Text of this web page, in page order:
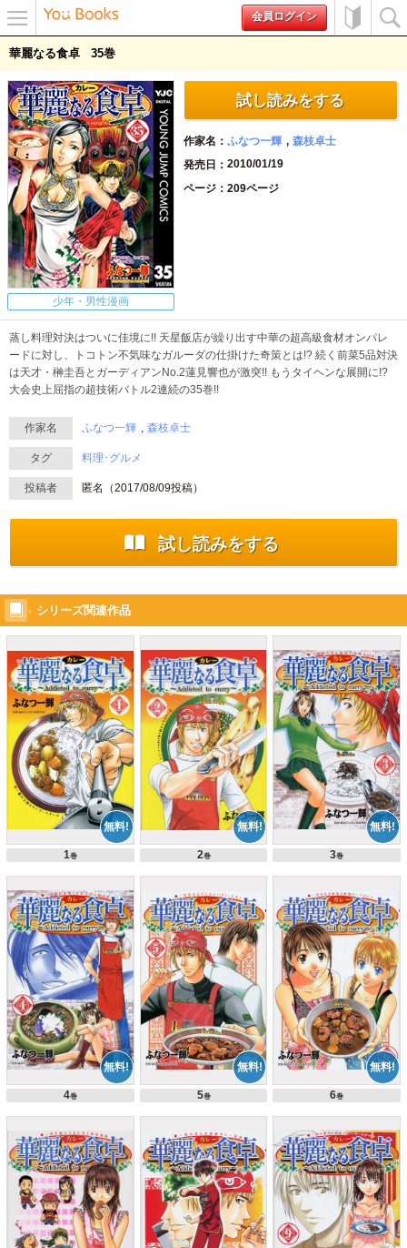
ー
会員ログイン
華麗なる食卓 35
少年・男性漫画
試し読みをする
作家名 ふなつ一輝
森枝卓士
発売日
2010/01/19
ページ
209ページ
蒸し料理対決はついに佳境に!! 天星飯店が繰り出す中華の超高級食材オンパレ
ードに対し、トコトン不気味なガルーダの仕掛けた奇策とは!? 続く前菜5品対決
は天才・榊圭吾とガーディアンNo.2蓮見響也が激突!! もうタイヘンな展開に!?
大会史上屈指の超技術バトル2連続の35巻!!
作家名 ふなつ一輝 森枝卓士
タグ 料理･グルメ
投稿者 匿名（2017/08/09投稿）
試し読みをする
シリーズ関連作品
1巻 2巻 3巻
4巻 5巻 6巻